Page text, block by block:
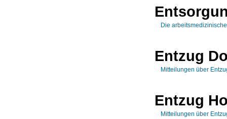
Die
Entzug
Mitteilungen über
Entzug
Mitteilungen über